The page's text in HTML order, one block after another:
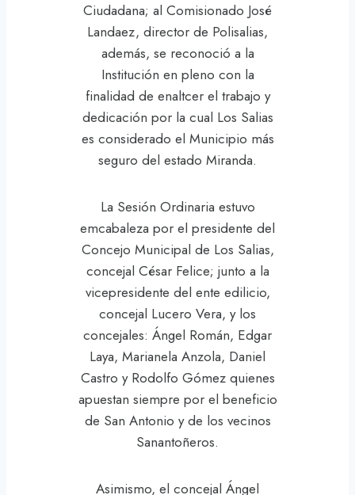
Ciudadana; al Comisionado José
Landaez, director de Polisalias,
además, se reconoció a la
Institución en pleno con la
finalidad de enaltcer el trabajo y
dedicación por la cual Los Salias
es considerado el Municipio más
seguro del estado Miranda.
La Sesión Ordinaria estuvo
emcabaleza por el presidente del
Concejo Municipal de Los Salias,
concejal César Felice; junto a la
vicepresidente del ente edilicio,
concejal Lucero Vera, y los
concejales: Ángel Román, Edgar
Laya, Marianela Anzola, Daniel
Castro y Rodolfo Gómez quienes
apuestan siempre por el beneficio
de San Antonio y de los vecinos
Sanantoñeros.
Asimismo, el concejal Ángel